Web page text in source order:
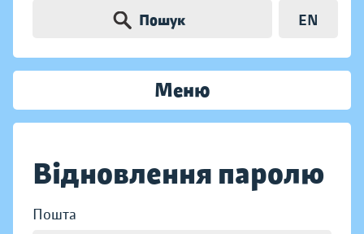
Пошук EN
Меню
Відновлення паролю
Пошта